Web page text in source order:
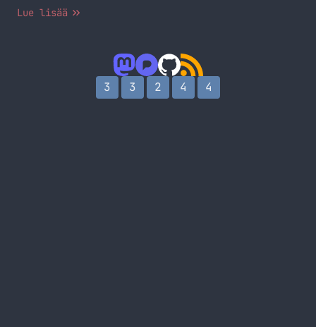
ajan ilmaiseksi. Kannattaa vilaista, ite pidin
Lue lisää
3 3 2 4 4